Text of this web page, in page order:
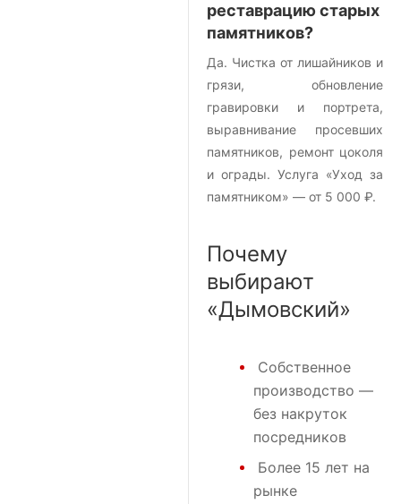
реставрацию старых
памятников?
Да. Чистка от лишайников и
грязи, обновление
гравировки и портрета,
выравнивание просевших
памятников, ремонт цоколя
и ограды. Услуга «Уход за
памятником» — от 5 000 ₽.
Почему
выбирают
«Дымовский»
Собственное
производство —
без накруток
посредников
Более 15 лет на
рынке